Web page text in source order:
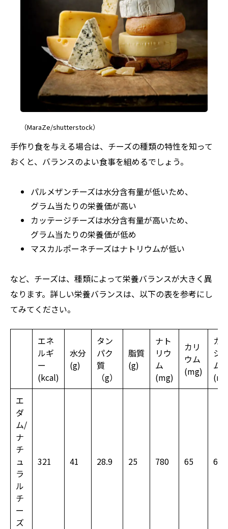
（MaraZe/shutterstock）
手作り食を与える場合は、チーズの種類の特性を知って
おくと、バランスのよい食事を組めるでしょう。
パルメザンチーズは水分含有量が低いため、
グラム当たりの栄養価が高い
カッテージチーズは水分含有量が高いため、
グラム当たりの栄養価が低め
マスカルポーネチーズはナトリウムが低い
など、チーズは、種類によって栄養バランスが大きく異
なります。詳しい栄養バランスは、以下の表を参考にし
てみてください。
エネ
ルギ
ー
(kcal)
水分
(g)
タン
パク
質
（g）
脂質
(g)
ナト
リウ
ム
(mg)
カリ
ウム
(mg)
カ
シ
ム
エ
ダ
ム/
ナ
チ
ュ
ラ
ル
チ
ー
ズ
321 41 28.9 25 780 65 660